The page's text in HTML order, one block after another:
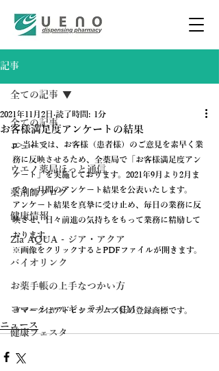
記事
全ての記事
ニュース
ウエノ薬局ほっと通信
薬剤師ブログ
健康情報
Zia AQUA - ジア・アクア
バイオリンク
お薬手帳の上手なつかい方
コマーシャルギャラリー CM
健康フェスタ
全ての記事
お客様満足度アンケートの結果
2021年11月2日 読了時間: 1分
p>当社では、お客様（患者様）のご意見を素早く業
務に反映させるため、全薬局で「お客様満足度アン
ケート」を実施しております。2021年9月より2月ま
で２ヶ月間のアンケート結果を公表いたします。
アンケート結果を真摯に受け止め、毎日の業務に反
映させ、日々前進の気持ちをもって業務に精励して
おります。
※画像をクリックするとPDFファイルが開きます。
ゴマークはアドビシステムズ社の登録商標です。
ニュース